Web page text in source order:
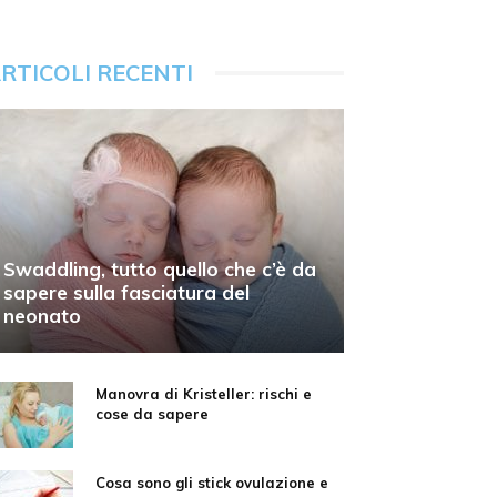
RECENTI
Swaddling, tutto quello che c’è da
sapere sulla fasciatura del
neonato
Manovra di Kristeller: rischi e
cose da sapere
Cosa sono gli stick ovulazione e